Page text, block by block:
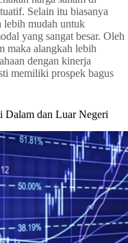
Selain itu biasanya
lebih mudah untuk
yang sangat besar. Oleh
maka alangkah lebih
dengan kinerja
memiliki prospek bagus
Dalam dan Luar Negeri